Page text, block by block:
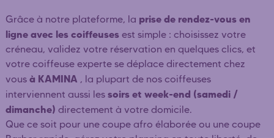
Grâce à notre plateforme, la prise de rendez-vous en
ligne avec les coiffeuses est simple : choisissez votre
créneau, validez votre réservation en quelques clics, et
votre coiffeuse experte se déplace directement chez
vous à KAMINA , la plupart de nos coiffeuses
interviennent aussi les soirs et week-end (samedi /
dimanche) directement à votre domicile.
Que ce soit pour une coupe afro élaborée ou une coupe